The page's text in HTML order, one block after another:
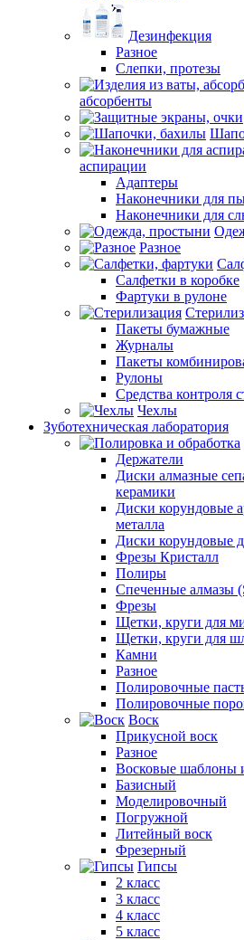
Дезинфекция
Разное
Слепки, протезы
абсорбенты
аспирации
Адаптеры
Наконечники для
Наконечники для
Разное
Салфетки в коробке
Фартуки в рулоне
Пакеты бумажные
Журналы
Пакеты
Рулоны
Средства контроля
Чехлы
Зуботехническая лаборатория
Держатели
Диски алмазные
керамики
Диски корундовые
металла
Диски корундовые
Фрезы Кристалл
Полиры
Спеченные алмазы
Фрезы
Щетки, круги для
Щетки, круги для
Камни
Разное
Полировочные
Полировочные
Воск
Прикусной воск
Разное
Восковые шаблоны
Базисный
Моделировочный
Погружной
Литейный воск
Фрезерный
Гипсы
2 класс
3 класс
4 класс
5 класс